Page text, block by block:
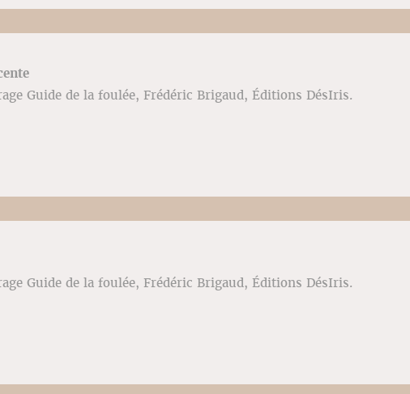
Guide de la foulée, Frédéric Brigaud, Éditions DésIris.
Guide de la foulée, Frédéric Brigaud, Éditions DésIris.